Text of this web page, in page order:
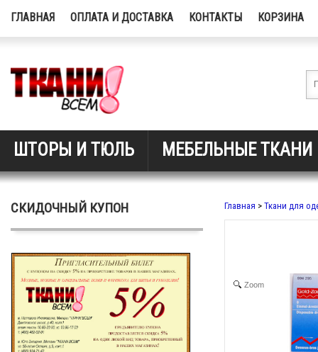
ГЛАВНАЯ ОПЛАТА И ДОСТАВКА КОНТАКТЫ КОРЗИНА
ШТОРЫ И ТЮЛЬ МЕБЕЛЬНЫЕ ТКАНИ
СКИДОЧНЫЙ КУПОН Главная > Ткани для
Zoom